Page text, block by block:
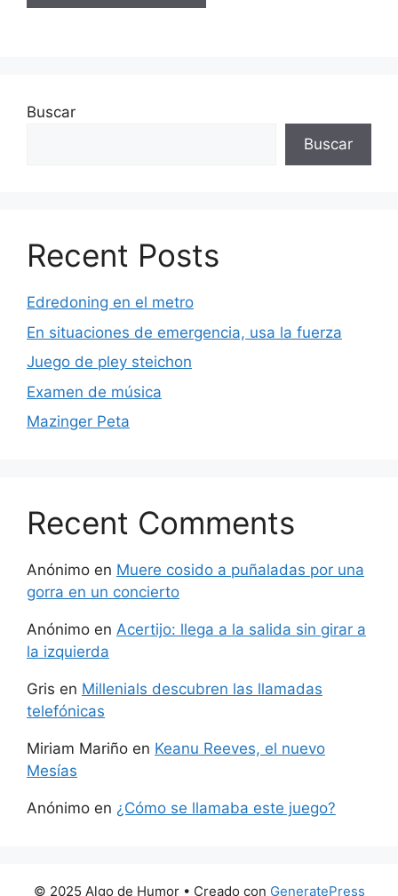
Buscar
Buscar
Recent Posts
Edredoning en el metro
En situaciones de emergencia, usa la fuerza
Juego de pley steichon
Examen de música
Mazinger Peta
Recent Comments
Anónimo en Muere cosido a puñaladas por una
gorra en un concierto
Anónimo en Acertijo: llega a la salida sin girar a
la izquierda
Gris en Millenials descubren las llamadas
telefónicas
Miriam Mariño en Keanu Reeves, el nuevo
Mesías
Anónimo en ¿Cómo se llamaba este juego?
© 2025 Algo de Humor• Creado con GeneratePress